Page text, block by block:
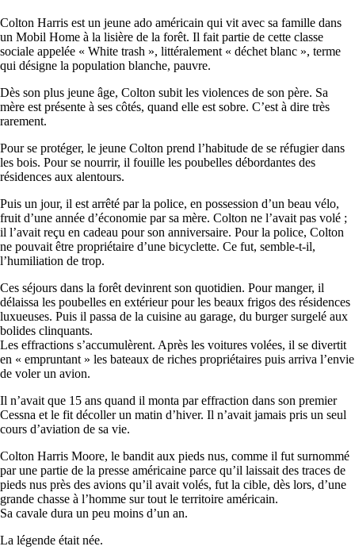
Colton Harris est un jeune ado américain qui vit avec sa famille dans
un Mobil Home à la lisière de la forêt. Il fait partie de cette classe
sociale appelée « White trash », littéralement « déchet blanc », terme
qui désigne la population blanche, pauvre.
Dès son plus jeune âge, Colton subit les violences de son père. Sa
mère est présente à ses côtés, quand elle est sobre. C’est à dire très
rarement.
Pour se protéger, le jeune Colton prend l’habitude de se réfugier dans
les bois. Pour se nourrir, il fouille les poubelles débordantes des
résidences aux alentours.
Puis un jour, il est arrêté par la police, en possession d’un beau vélo,
fruit d’une année d’économie par sa mère. Colton ne l’avait pas volé ;
il l’avait reçu en cadeau pour son anniversaire. Pour la police, Colton
ne pouvait être propriétaire d’une bicyclette. Ce fut, semble-t-il,
l’humiliation de trop.
Ces séjours dans la forêt devinrent son quotidien. Pour manger, il
délaissa les poubelles en extérieur pour les beaux frigos des résidences
luxueuses. Puis il passa de la cuisine au garage, du burger surgelé aux
bolides clinquants.
Les effractions s’accumulèrent. Après les voitures volées, il se divertit
en « empruntant » les bateaux de riches propriétaires puis arriva l’envie
de voler un avion.
Il n’avait que 15 ans quand il monta par effraction dans son premier
Cessna et le fit décoller un matin d’hiver. Il n’avait jamais pris un seul
cours d’aviation de sa vie.
Colton Harris Moore, le bandit aux pieds nus, comme il fut surnommé
par une partie de la presse américaine parce qu’il laissait des traces de
pieds nus près des avions qu’il avait volés, fut la cible, dès lors, d’une
grande chasse à l’homme sur tout le territoire américain.
Sa cavale dura un peu moins d’un an.
La légende était née.